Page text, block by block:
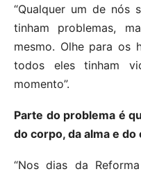
“Qualquer um de nós
tinham problemas,
mesmo. Olhe para os
todos eles tinham
momento”.
Parte do problema é
do corpo, da alma e
“Nos dias da